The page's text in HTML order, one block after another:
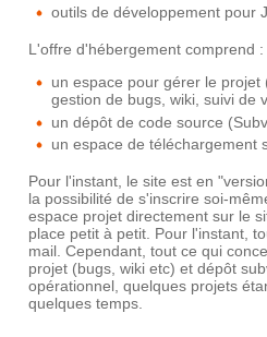
outils de développement pour
L'offre d'hébergement comprend :
un espace pour gérer le projet
gestion de bugs, wiki, suivi de
un dépôt de code source
un espace de téléchargement
Pour l'instant, le site est en
la possibilité de s'inscrire soi-
espace projet directement sur le
place petit à petit. Pour l'instant,
mail. Cependant, tout ce qui
projet (bugs, wiki etc) et dépôt
opérationnel, quelques projets
quelques temps.